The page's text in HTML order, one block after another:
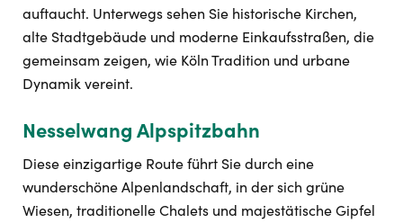
auftaucht. Unterwegs sehen Sie historische Kirchen,
alte Stadtgebäude und moderne Einkaufsstraßen, die
gemeinsam zeigen, wie Köln Tradition und urbane
Dynamik vereint.
Nesselwang Alpspitzbahn
Diese einzigartige Route führt Sie durch eine
wunderschöne Alpenlandschaft, in der sich grüne
Wiesen, traditionelle Chalets und majestätische Gipfel